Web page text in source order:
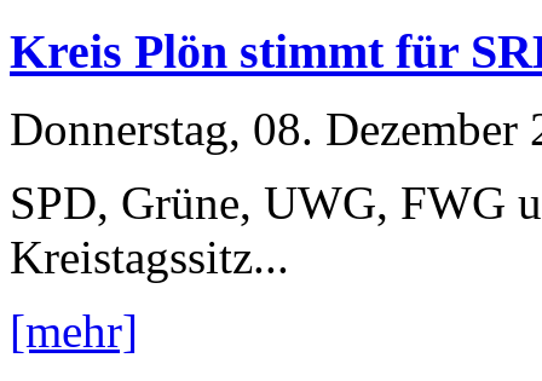
Kreis Plön stimmt für
Donnerstag, 08. Dezember
SPD, Grüne, UWG, FWG
Kreistagssitz...
[mehr]